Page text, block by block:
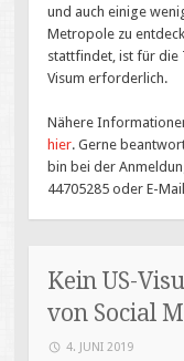
und auch einige
Metropole zu
stattfindet, ist für die
Visum erforderlich.
Nähere
hier. Gerne
bin bei der
44705285 oder E-
Kein US-
von Social
4. JUNI 2019